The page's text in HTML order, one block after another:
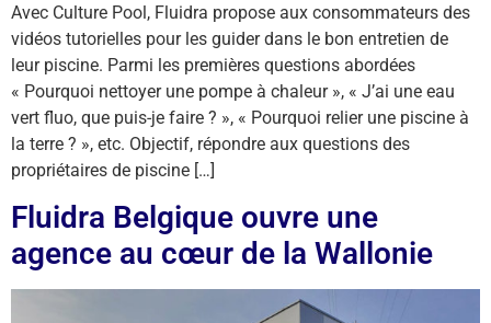
Avec Culture Pool, Fluidra propose aux consommateurs des
vidéos tutorielles pour les guider dans le bon entretien de
leur piscine. Parmi les premières questions abordées
« Pourquoi nettoyer une pompe à chaleur », « J’ai une eau
vert fluo, que puis-je faire ? », « Pourquoi relier une piscine à
la terre ? », etc. Objectif, répondre aux questions des
propriétaires de piscine […]
Fluidra Belgique ouvre une
agence au cœur de la Wallonie